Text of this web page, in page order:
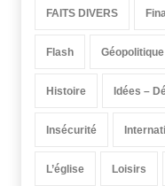
FAITS DIVERS
Flash Géopolitique
Histoire Idées –
Insécurité
L’église Loisirs